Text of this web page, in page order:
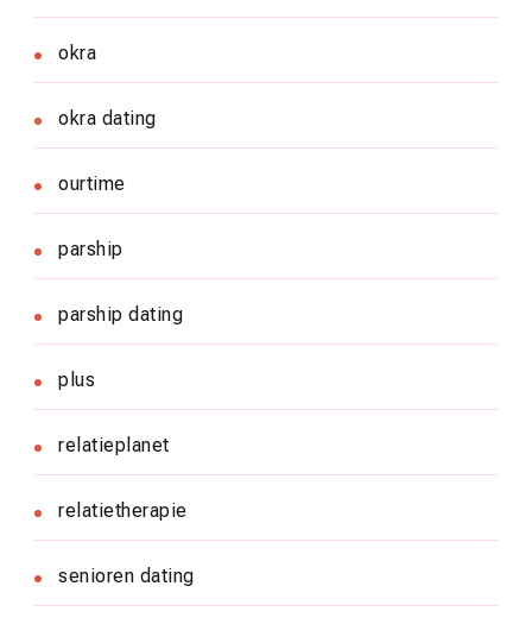
okra
okra dating
ourtime
parship
parship dating
plus
relatieplanet
relatietherapie
senioren dating